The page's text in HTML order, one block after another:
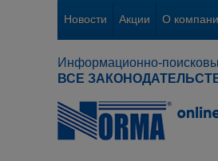
Новости Акции О
Информационно-
ВСЕ